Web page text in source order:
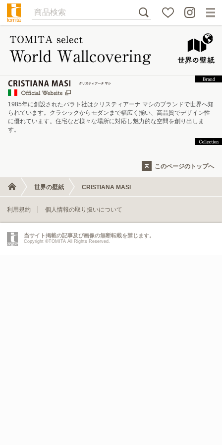
1985年に創設されたパラト社はクリスティアーナ マシのブランドで世界へ知
られています。クラシックからモダンまで幅広く揃い、高品質でデザイン性
に優れています。住宅など様々な場所に対応し魅力的な空間を創り出しま
す。
このページのトップへ
世界の壁紙 CRISTIANA MASI
利用規約 個人情報の取り扱いについて
当サイト掲載の記事及び画像の無断転載を禁じます。
Copyright ©TOMITA All Rights Reserved.